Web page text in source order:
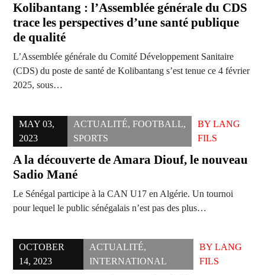
Kolibantang : l’Assemblée générale du CDS
trace les perspectives d’une santé publique
de qualité
L’Assemblée générale du Comité Développement Sanitaire
(CDS) du poste de santé de Kolibantang s’est tenue ce 4 février
2025, sous…
MAY 03,
2023
ACTUALITÉ,FOOTBALL,
SPORTS
BYLANG
FILS
A la découverte de Amara Diouf, le nouveau
Sadio Mané
Le Sénégal participe à la CAN U17 en Algérie. Un tournoi
pour lequel le public sénégalais n’est pas des plus…
OCTOBER
14, 2023
ACTUALITÉ,
INTERNATIONAL
BYLANG
FILS